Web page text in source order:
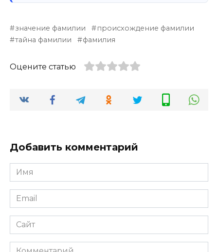
значение фамилии
происхождение фамилии
тайна фамилии
фамилия
Оцените статью
Добавить комментарий
Имя
*
Email
*
Сайт
Комментарий